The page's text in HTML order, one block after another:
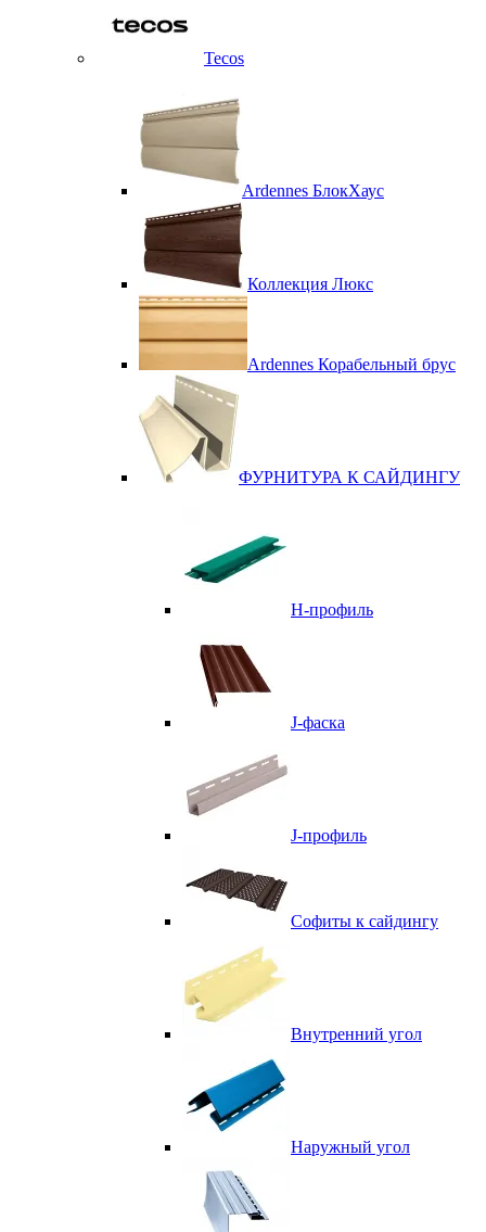
Tecos
Ardennes БлокХаус
Коллекция Люкс
Ardennes Корабельный брус
ФУРНИТУРА К САЙДИНГУ
Н-профиль
J-фаска
J-профиль
Софиты к сайдингу
Внутренний угол
Наружный угол